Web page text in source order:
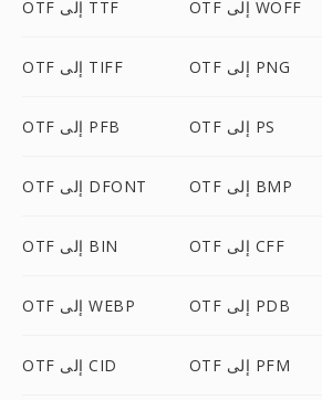
OTF إلى TTF OTF إلى WOFF
OTF إلى TIFF OTF إلى PNG
OTF إلى PFB OTF إلى PS
OTF إلى DFONT OTF إلى BMP
OTF إلى BIN OTF إلى CFF
OTF إلى WEBP OTF إلى PDB
OTF إلى CID OTF إلى PFM